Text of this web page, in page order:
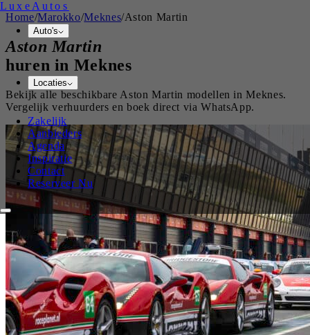
Luxe Autos
Auto's
Locaties
Zakelijk
Aanbieders
Agenda
Inspiratie
Contact
Reserveer Nu
Home/Marokko/Meknes/Aston Martin
Aston Martin
huren in Meknes
Bekijk alle beschikbare Aston Martin modellen inMeknes.
Vergelijk verhuurders en boek direct via WhatsApp.